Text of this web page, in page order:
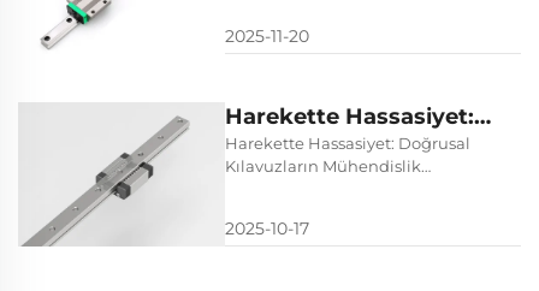
2025-11-20
Harekette Hassasiyet:
Doğrusal Kılavuzların
Mühendislik
Harekette Hassasiyet: Doğrusal
Kılavuzların Mühendislik
2025-10-17